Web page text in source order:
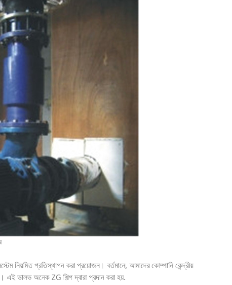
নিয়মিত প্রতিস্থাপন করা প্রয়োজন। বর্তমানে, আমাদের কোম্পানি কেন্দ্রীয়
এই ভালভ অনেক ZG শিল্প দ্বারা প্রদান করা হয়.